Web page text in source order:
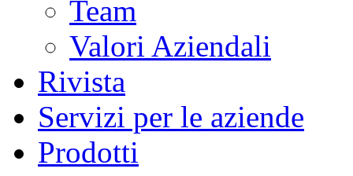
Team
Valori Aziendali
Rivista
Servizi per le aziende
Prodotti